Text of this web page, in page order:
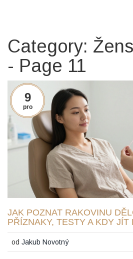
Category:
- Page 11
9
pro
JAK POZNAT RAKOVINU
PŘÍZNAKY, TESTY A KDY JÍT
odJakub Novotný